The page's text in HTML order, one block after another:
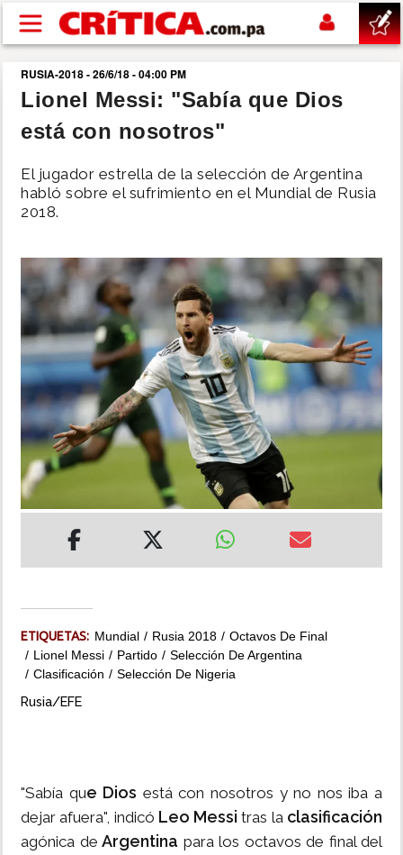
Pasar al contenido principal
buscar
SUCESOS
NACIONAL
SHOW
DEPORTES
MUNDO
INSÓLITAS
MULTIMEDIA
IMPRESO
RUSIA-2018 - 26/6/18 - 04:00 PM
Lionel Messi: "Sabía que Dios
está con nosotros"
El jugador estrella de la selección de Argentina
habló sobre el sufrimiento en el Mundial de Rusia
2018.
ETIQUETAS: Mundial Rusia 2018
Octavos De Final
Lionel Messi
Partido
Selección De Argentina
Clasificación
Selección De Nigeria
Rusia/EFE
"Sabía que Dios está con nosotros y no nos iba a
dejar afuera", indicó Leo Messitras la clasificación
agónica de Argentina para los octavos de final del